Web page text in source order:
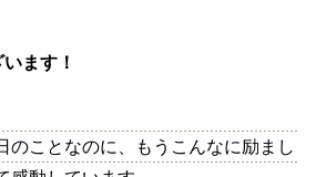
ます！
ことなのに、もうこんなに励まし